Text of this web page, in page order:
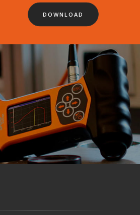
DOWNLOAD